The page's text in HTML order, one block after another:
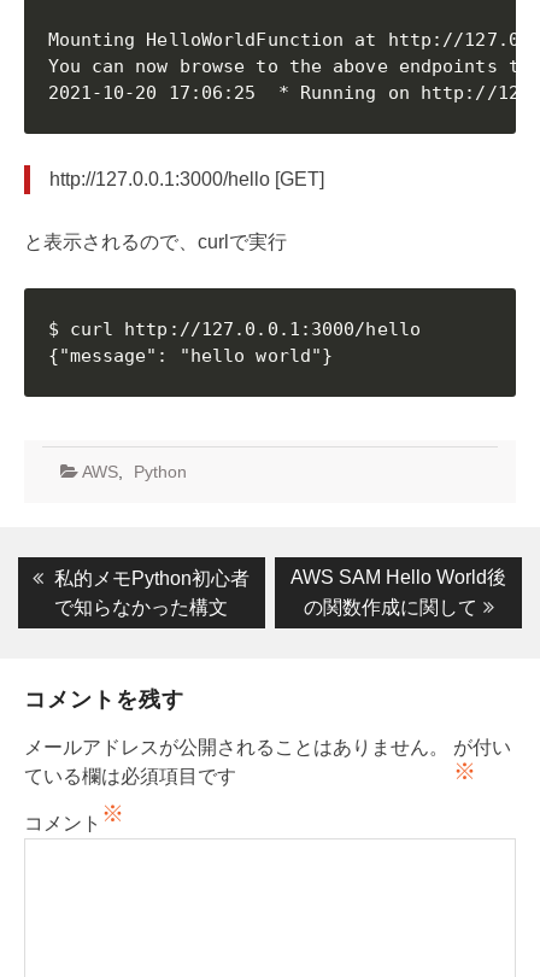
Mounting HelloWorldFunction at http://
You can now browse to the above
2021-10-20 17:06:25  * Running on http://
http://127.0.0.1:3000/hello [GET]
と表示されるので、curlで実行
$ curl http://127.0.0.1:3000/
{"message": "hello world"}
AWS Python
投
ー
シ
ョ
Previous
post:
私的メモPython初心者
で知らなかった構文
Next
post:
AWS SAM Hello World後
の関数作成に関して
コメントを残す
メールアドレスが公開されることはありません。
※
が付い
ている欄は必須項目です
コメント ※